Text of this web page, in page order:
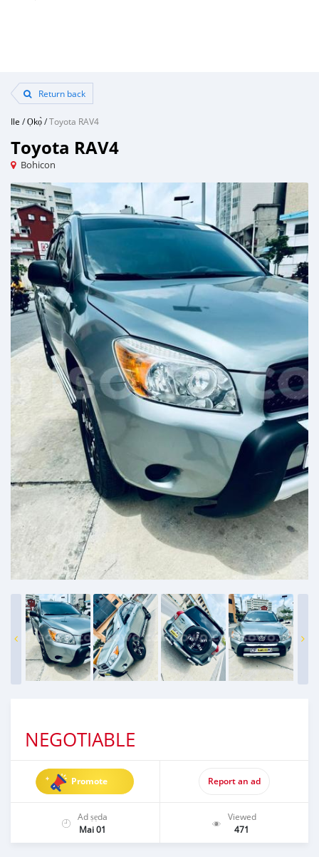
Return back
Ile /Ọkọ̀/Toyota RAV4
Toyota RAV4
Bohicon
NEGOTIABLE
Promote Report an ad
Ad ṣẹda
Mai 01
Viewed
471